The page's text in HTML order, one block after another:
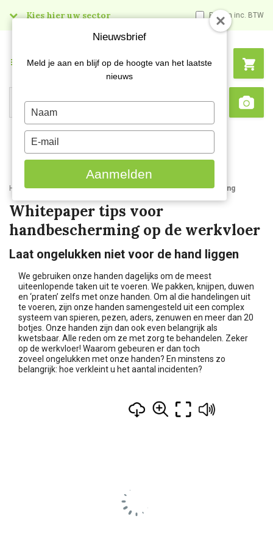
Kies hier uw sector Prijzen inc. BTW
Search
Menu
Home Kenniscentrum Whitepapier tips voor handbescherming
Whitepaper tips voor
handbescherming op de werkvloer
Laat ongelukken niet voor de hand liggen
We gebruiken onze handen dagelijks om de meest
uiteenlopende taken uit te voeren. We pakken, knijpen, duwen
en ‘praten’ zelfs met onze handen. Om al die handelingen uit
te voeren, zijn onze handen samengesteld uit een complex
systeem van spieren, pezen, aders, zenuwen en meer dan 20
botjes. Onze handen zijn dan ook even belangrijk als
kwetsbaar. Alle reden om ze met zorg te behandelen. Zeker
op de werkvloer! Waarom gebeuren er dan toch
zoveel ongelukken met onze handen? En minstens zo
belangrijk: hoe verkleint u het aantal incidenten?
Nieuwsbrief
Meld je aan en blijf op de hoogte van het laatste
nieuws
Type
your
name
Type
your
email
Aanmelden